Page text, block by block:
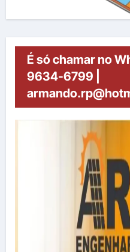
É só chamar no
9634-6799 |